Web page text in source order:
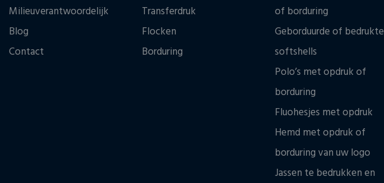
Milieuverantwoordelijk
Blog
Contact
Transferdruk
Flocken
Borduring
of borduring
Geborduurde of bedrukte
softshells
Polo’s met opdruk of
borduring
Fluohesjes met opdruk
Hemd met opdruk of
borduring van uw logo
Jassen te bedrukken en